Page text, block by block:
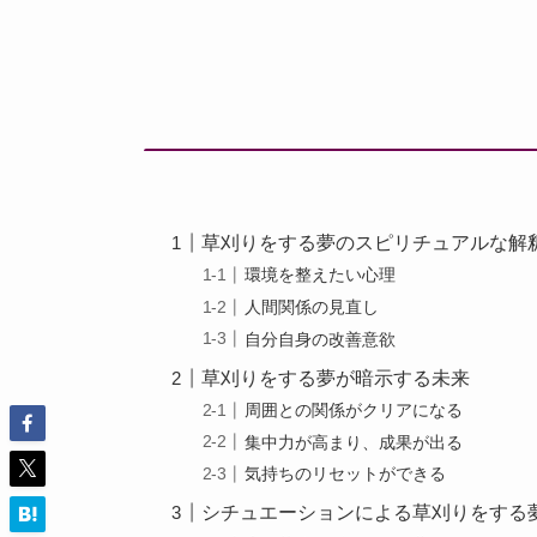
草刈りをする夢のスピリチュアルな解
環境を整えたい心理
人間関係の見直し
自分自身の改善意欲
草刈りをする夢が暗示する未来
周囲との関係がクリアになる
集中力が高まり、成果が出る
気持ちのリセットができる
シチュエーションによる草刈りをする